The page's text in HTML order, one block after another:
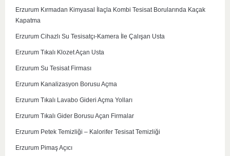
Erzurum Kırmadan Kimyasal İlaçla Kombi Tesisat Borularında Kaçak
Kapatma
Erzurum Cihazlı Su Tesisatçı-Kamera İle Çalışan Usta
Erzurum Tıkalı Klozet Açan Usta
Erzurum Su Tesisat Firması
Erzurum Kanalizasyon Borusu Açma
Erzurum Tıkalı Lavabo Gideri Açma Yolları
Erzurum Tıkalı Gider Borusu Açan Firmalar
Erzurum Petek Temizliği – Kalorifer Tesisat Temizliği
Erzurum Pimaş Açıcı